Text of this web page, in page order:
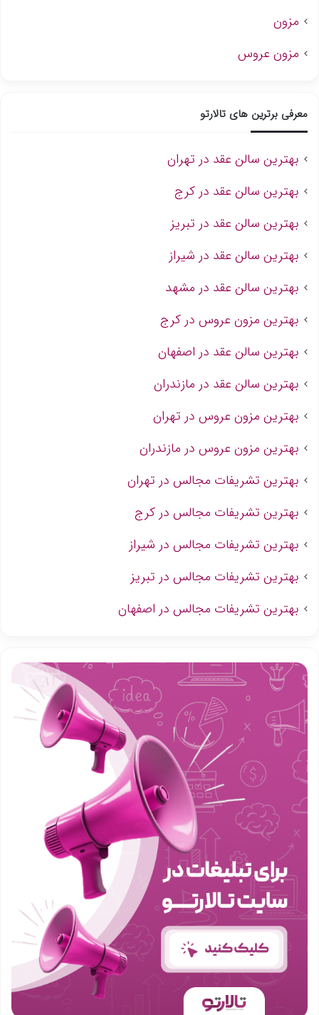
مزون
مزون عروس
معرفی برترین های تالارتو
بهترین سالن عقد در تهران
بهترین سالن عقد در کرج
بهترین سالن عقد در تبریز
بهترین سالن عقد در شیراز
بهترین سالن عقد در مشهد
بهترین مزون عروس در کرج
بهترین سالن عقد در اصفهان
بهترین سالن عقد در مازندران
بهترین مزون عروس در تهران
بهترین مزون عروس در مازندران
بهترین تشریفات مجالس در تهران
بهترین تشریفات مجالس در کرج
بهترین تشریفات مجالس در شیراز
بهترین تشریفات مجالس در تبریز
بهترین تشریفات مجالس در اصفهان